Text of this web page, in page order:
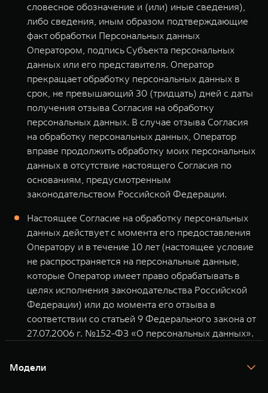
словесное обозначение и (или) иные сведения),
либо сведения, иным образом подтверждающие
факт обработки Персональных данных
Оператором, подпись Субъекта персональных
данных или его представителя. Оператор
прекращает обработку персональных данных в
срок, не превышающий 30 (тридцать) дней с даты
получения отзыва Согласия на обработку
персональных данных. В случае отзыва Согласия
на обработку персональных данных, Оператор
вправе продолжить обработку моих персональных
данных в отсутствие настоящего Согласия по
основаниям, предусмотренным
законодательством Российской Федерации.
Настоящее Согласие на обработку персональных
данных действует с момента его предоставления
Оператору и в течение 10 лет (настоящее условие
не распространяется на персональные данные,
которые Оператор имеет право обрабатывать в
целях исполнения законодательства Российской
Федерации) или до момента его отзыва в
соответствии со статьей 9 Федерального закона от
27.07.2006 г. №152-ФЗ «О персональных данных».
Модели